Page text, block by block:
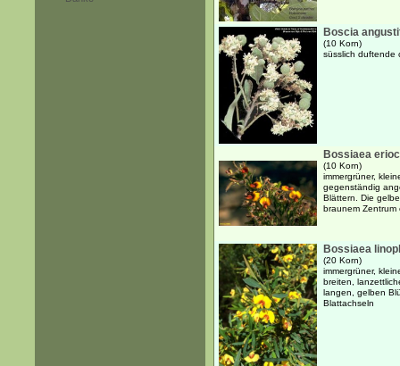
Boscia
(10 Korn)
süsslich duftende
Bossiaea
(10 Korn)
immergrüner,
gegenständig
Blättern. Die
braunem
Bossiaea
(20 Korn)
immergrüner,
breiten,
langen, gelben
Blattachseln